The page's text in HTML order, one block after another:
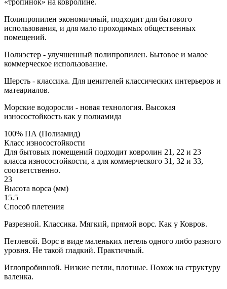
«тропинок» на ковролине.
Полипропилен экономичный, подходит для бытового
использования, и для мало проходимых общественных
помещений.
Полиэстер - улучшенный полипропилен. Бытовое и малое
коммерческое использование.
Шерсть - классика. Для ценителей классических интерьеров и
матеариалов.
Морские водоросли - новая технология. Высокая
износостойкость как у полиамида
100% ПА (Полиамид)
Класс износостойкости
Для бытовых помещений подходит ковролин 21, 22 и 23
класса износостойкости, а для коммерческого 31, 32 и 33,
соответственно.
23
Высота ворса (мм)
15.5
Способ плетения
Разрезной. Классика. Мягкий, прямой ворс. Как у Ковров.
Петлевой. Ворс в виде маленьких петель одного либо разного
уровня. Не такой гладкий. Практичный.
Иглопробивной. Низкие петли, плотные. Похож на структуру
валенка.